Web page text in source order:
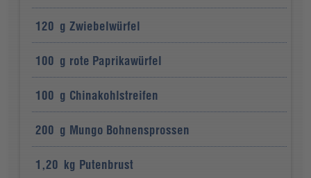
120 g Zwiebelwürfel
100 g rote Paprikawürfel
100 g Chinakohlstreifen
200 g Mungo Bohnensprossen
1,20 kg Putenbrust